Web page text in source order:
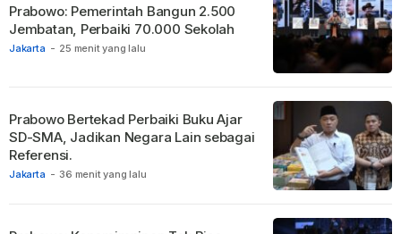
Jakarta - 25 menit yang lalu
Prabowo: Pemerintah Bangun 2.500
Jembatan, Perbaiki 70.000 Sekolah
Jakarta - 36 menit yang lalu
Prabowo Bertekad Perbaiki Buku Ajar
SD-SMA, Jadikan Negara Lain sebagai
Referensi.